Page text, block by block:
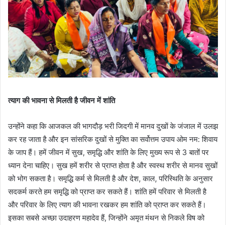
त्याग की भावना से मिलती है जीवन में शांति
उन्होंने कहा कि आजकल की भागदौड़ भरी जिदगी में मानव दुखों के जंजाल में उलझ
कर रह जाता है और इन सांसरिक दुखों से मुक्ति का सर्वोत्तम उपाय ओम नम: शिवाय
के जाप हैं। हमें जीवन में सुख, समृद्धि और शांति के लिए मुख्य रूप से 3 बातों पर
ध्यान देना चाहिए। सुख हमें शरीर से प्राप्त होता है और स्वस्थ शरीर से मानव सुखों
को भोग सकता है। समृद्धि कर्म से मिलती है और देश, काल, परिस्थिति के अनुसार
सदकर्म करते हम समृद्धि को प्राप्त कर सकते हैं। शांति हमें परिवार से मिलती है
और परिवार के लिए त्याग की भावना रखकर हम शांति को प्राप्त कर सकते हैं।
इसका सबसे अच्छा उदाहरण महादेव हैं, जिन्होंने अमृत मंथन से निकले विष को